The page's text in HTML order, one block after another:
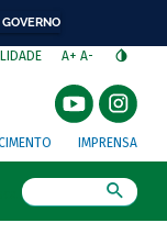
A+ A-
IMPRENSA